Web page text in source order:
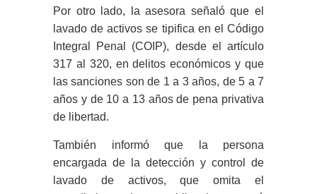
Por otro lado, la asesora señaló que el
lavado de activos se tipifica en el Código
Integral Penal (COIP), desde el artículo
317 al 320, en delitos económicos y que
las sanciones son de 1 a 3 años, de 5 a 7
años y de 10 a 13 años de pena privativa
de libertad.
También informó que la persona
encargada de la detección y control de
lavado de activos, que omita el